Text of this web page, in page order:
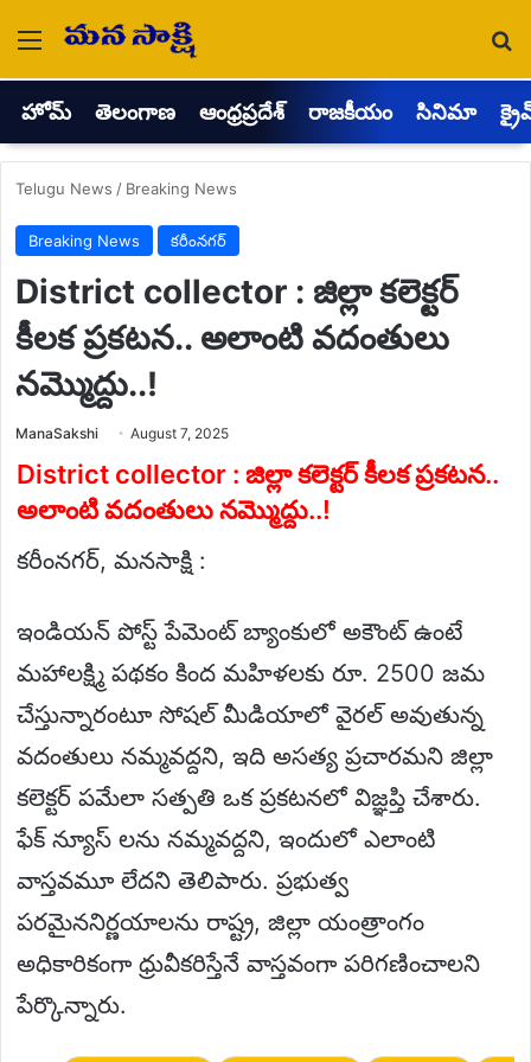
Menu
హోమ్ తెలంగాణ ఆంధ్రప్రదేశ్ రాజకీయం సినిమా
Telugu News / Breaking News
Breaking News కరీంనగర్
District collector : జిల్లా కలెక్టర్
కీలక ప్రకటన.. అలాంటి వదంతులు
నమ్మొద్దు..!
ManaSakshiSend
email
August 7, 2025
District collector : జిల్లా కలెక్టర్ కీలక ప్రకటన..
అలాంటి వదంతులు నమ్మొద్దు..!
కరీంనగర్, మనసాక్షి :
ఇండియన్ పోస్ట్ పేమెంట్ బ్యాంకులో అకౌంట్ ఉంటే
మహాలక్ష్మి పథకం కింద మహిళలకు రూ. 2500 జమ
చేస్తున్నారంటూ సోషల్ మీడియాలో వైరల్ అవుతున్న
వదంతులు నమ్మవద్దని, ఇది అసత్య ప్రచారమని జిల్లా
కలెక్టర్ పమేలా సత్పతి ఒక ప్రకటనలో విజ్ఞప్తి చేశారు.
ఫేక్ న్యూస్ లను నమ్మవద్దని, ఇందులో ఎలాంటి
వాస్తవమూ లేదని తెలిపారు. ప్రభుత్వ
పరమైననిర్ణయాలను రాష్ట్ర, జిల్లా యంత్రాంగం
అధికారికంగా ధ్రువీకరిస్తేనే వాస్తవంగా పరిగణించాలని
పేర్కొన్నారు.